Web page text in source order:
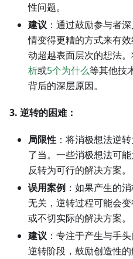
性问题。
建议 ：通过鼓励参与者
情变得更糟的方式来有
动超越表面层次的想法
析或5个为什么等其他技
背后的深层原因。
3. 逆转的困难：
局限性 ：将消极想法逆
了当。一些消极想法可
反转为可行的解决方案。
误用案例 ：如果产生的
无关，逆转过程可能会
或不切实际的解决方案。
建议 ：专注于产生与手
逆转阶段，鼓励创造性